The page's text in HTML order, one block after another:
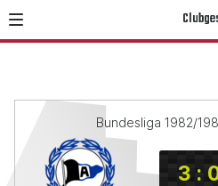
Bundesliga 1982/
3 :